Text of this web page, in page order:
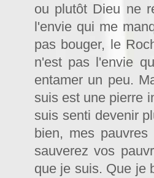
ou plutôt Dieu ne
l'envie qui me
pas bouger, le
n'est pas l'envie
entamer un peu.
suis est une pierre
suis senti devenir
bien, mes
sauverez vos
que je suis. Que je